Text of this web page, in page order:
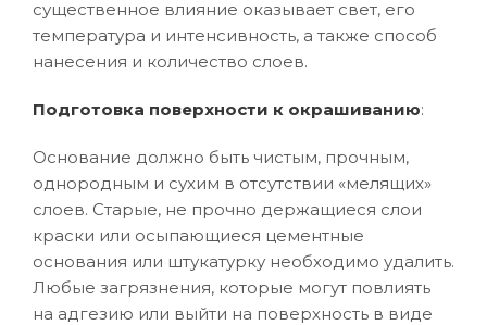
существенное влияние оказывает свет, его
температура и интенсивность, а также способ
нанесения и количество слоев.
Подготовка поверхности к окрашиванию:
Основание должно быть чистым, прочным,
однородным и сухим в отсутствии «мелящих»
слоев. Старые, не прочно держащиеся слои
краски или осыпающиеся цементные
основания или штукатурку необходимо удалить.
Любые загрязнения, которые могут повлиять
на адгезию или выйти на поверхность в виде